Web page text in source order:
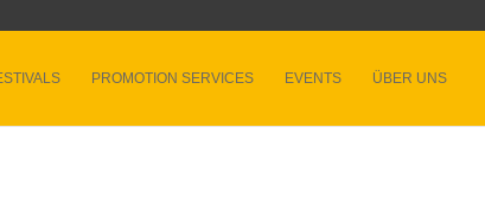
PROMOTION SERVICES EVENTS ÜBER UNS